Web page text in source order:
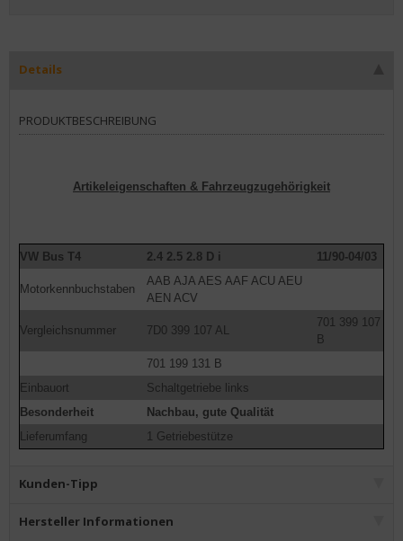
Details
PRODUKTBESCHREIBUNG
Artikeleigenschaften & Fahrzeugzugehörigkeit
VW Bus T4 2.4 2.5 2.8 D i 11/90-04/03
Motorkennbuchstaben
AAB AJA AES AAF ACU AEU
AEN ACV
Vergleichsnummer 7D0 399 107 AL
701 399 107
B
701 199 131 B
Einbauort
Schaltgetriebe links
Besonderheit
Nachbau, gute Qualität
Lieferumfang
1 Getriebestütze
Kunden-Tipp
Hersteller Informationen